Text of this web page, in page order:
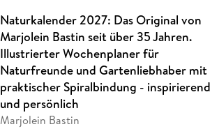
Naturkalender 2027: Das Original von
Marjolein Bastin seit über 35 Jahren.
Illustrierter Wochenplaner für
Naturfreunde und Gartenliebhaber mit
praktischer Spiralbindung - inspirierend
und persönlich
Marjolein Bastin